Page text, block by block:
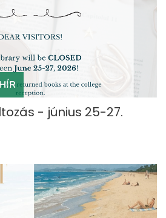
HÍR
- június 25-27.